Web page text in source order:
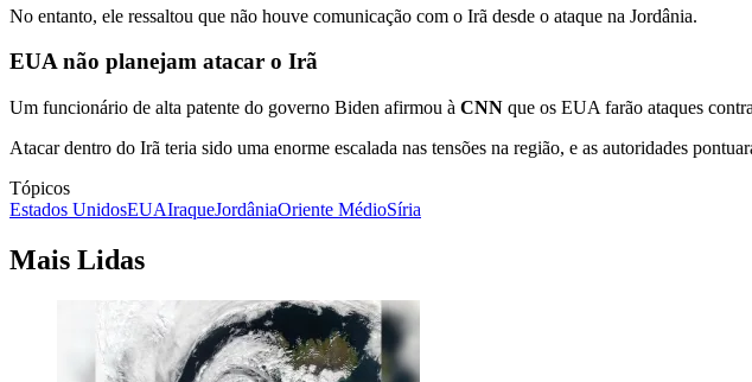
No entanto, ele ressaltou que não houve comunicação com o Irã desde o ataque na Jordânia.
EUA não planejam atacar o Irã
Um funcionário de alta patente do governo Biden afirmou à CNN que os EUA farão ataques
Atacar dentro do Irã teria sido uma enorme escalada nas tensões na região, e as autoridades
Tópicos
Estados UnidosEUAIraqueJordâniaOriente MédioSíria
Mais Lidas